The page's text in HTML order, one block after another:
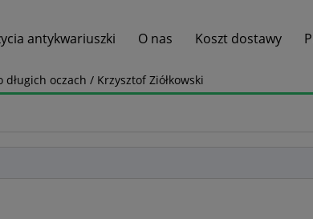
antykwariuszki O nas Koszt dostawy
oczach / Krzysztof Ziółkowski